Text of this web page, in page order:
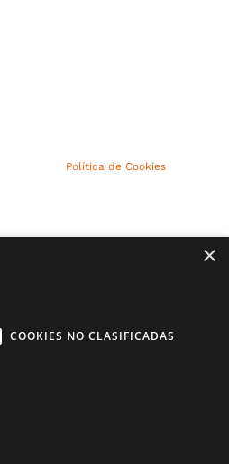
Política de Cookies
×
COOKIES NO CLASIFICADAS